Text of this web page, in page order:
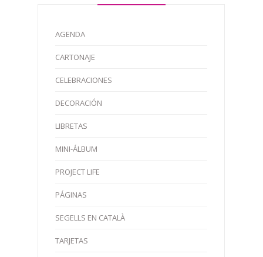
AGENDA
CARTONAJE
CELEBRACIONES
DECORACIÓN
LIBRETAS
MINI-ÁLBUM
PROJECT LIFE
PÁGINAS
SEGELLS EN CATALÀ
TARJETAS